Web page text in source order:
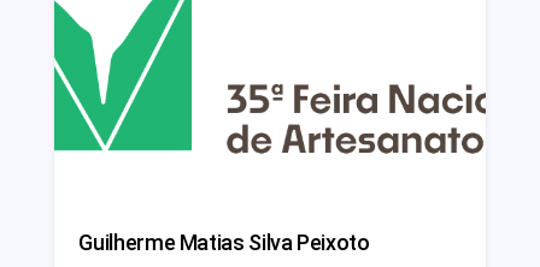
Guilherme Matias Silva Peixoto